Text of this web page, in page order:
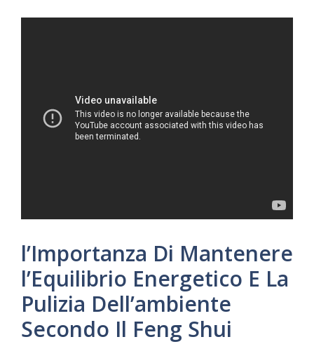
l’Importanza Di Mantenere
l’Equilibrio Energetico E La
Pulizia Dell’ambiente
Secondo Il Feng Shui